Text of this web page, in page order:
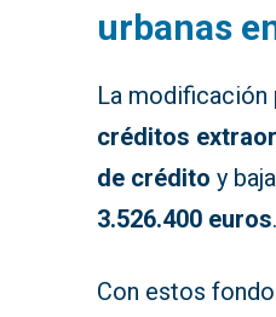
urbanas
La modificación
créditos
de crédito y
3.526.400 euros.
Con estos